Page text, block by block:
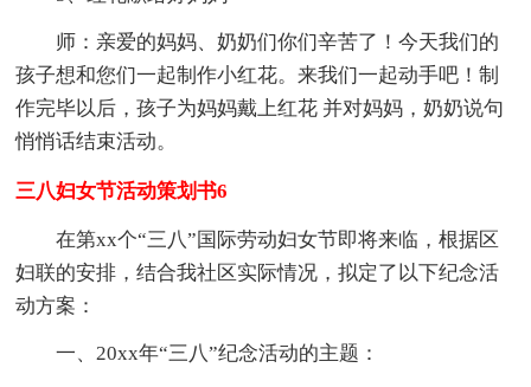
师：亲爱的妈妈、奶奶们你们辛苦了！今天我们的
孩子想和您们一起制作小红花。来我们一起动手吧！制
作完毕以后，孩子为妈妈戴上红花 并对妈妈，奶奶说句
悄悄话结束活动。
三八妇女节活动策划书6
在第xx个“三八”国际劳动妇女节即将来临，根据区
妇联的安排，结合我社区实际情况，拟定了以下纪念活
动方案：
一、20xx年“三八”纪念活动的主题：